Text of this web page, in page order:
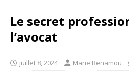
Le secret
l’avocat
juillet 8, 2024 Marie Benamou